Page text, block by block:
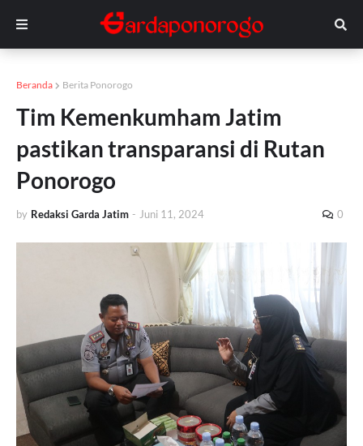
Beranda Berita Ponorogo
Tim Kemenkumham Jatim
pastikan transparansi di Rutan
Ponorogo
by Redaksi Garda Jatim - Juni 11, 2024 0